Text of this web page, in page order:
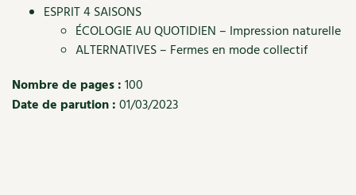
Recettes végétariennes et vegan
Conception et gros oeuvre
Trucs & astuces
Trocs & petites annonces
ESPRIT 4 SAISONS
ÉCOLOGIE AU QUOTIDIEN – Impression naturelle
ALTERNATIVES – Fermes en mode collectif
Nombre de pages :100
Date de parution :01/03/2023